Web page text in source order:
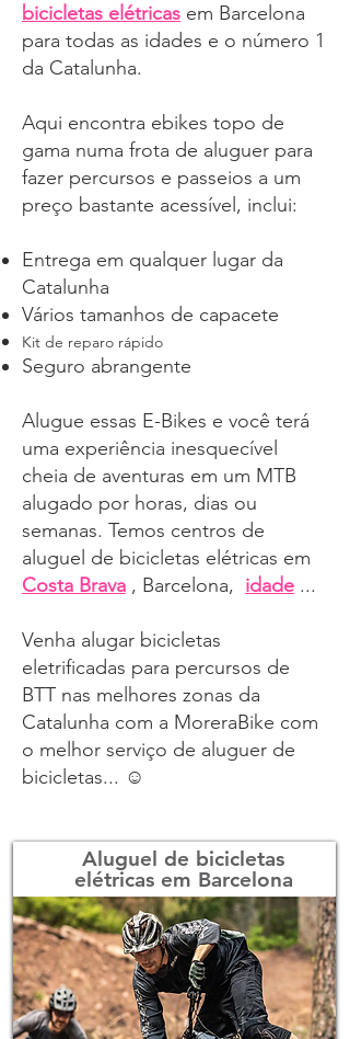
bicicletas elétricas em Barcelona
para todas as idades e o número 1
da Catalunha.
Aqui encontra ebikes topo de
gama numa frota de aluguer para
fazer percursos e passeios a um
preço bastante acessível, inclui:
Entrega em qualquer lugar da
Catalunha
Vários tamanhos de capacete
Kit de reparo rápido
Seguro abrangente
Alugue essas E-Bikes e você terá
uma experiência inesquecível
cheia de aventuras em um MTB
alugado por horas, dias ou
semanas. Temos centros de
aluguel de bicicletas elétricas em
Costa Brava , Barcelona, idade ...
Venha alugar bicicletas
eletrificadas para percursos de
BTT nas melhores zonas da
Catalunha com a MoreraBike com
o melhor serviço de aluguer de
bicicletas... ☺
Aluguel de bicicletas
elétricas em Barcelona